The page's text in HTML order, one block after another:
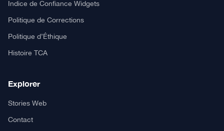
Indice de Confiance Widgets
Politique de Corrections
Politique d’Éthique
Histoire TCA
Explorer
Stories Web
Contact